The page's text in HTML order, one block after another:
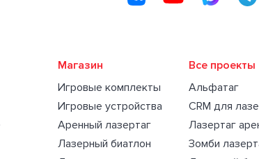
Магазин
Игровые комплекты
Игровые устройства
Аренный лазертаг
Лазерный биатлон
Все проекты
Альфатаг
CRM для
Лазертаг
Зомби